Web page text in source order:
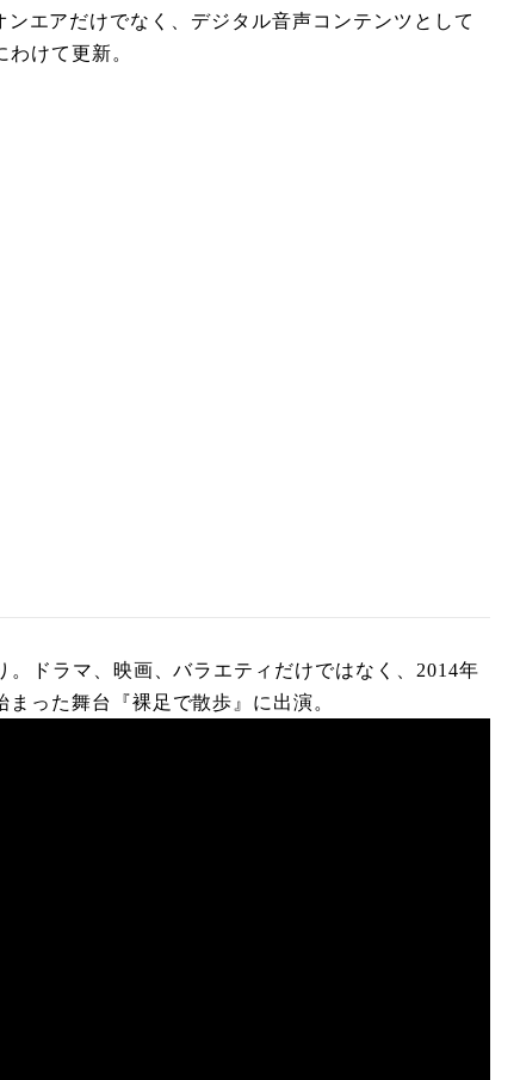
エアだけでなく、デジタル音声コンテンツとして
けて更新。
ドラマ、映画、バラエティだけではなく、2014年
った舞台『裸足で散歩』に出演。